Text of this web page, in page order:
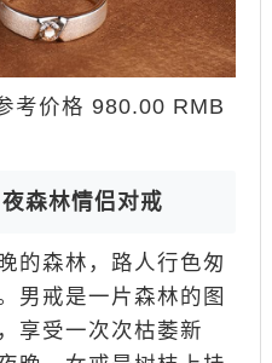
考价格 980.00 RMB
森林情侣对戒
森林，路人行色匆
男戒是一片森林的图
享受一次次枯萎新